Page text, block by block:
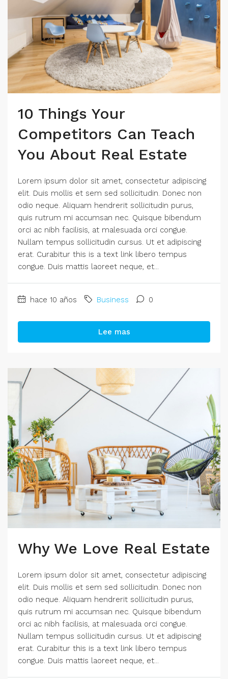
10 Things Your
Competitors Can Teach
You About Real Estate
Lorem ipsum dolor sit amet, consectetur adipiscing
elit. Duis mollis et sem sed sollicitudin. Donec non
odio neque. Aliquam hendrerit sollicitudin purus,
quis rutrum mi accumsan nec. Quisque bibendum
orci ac nibh facilisis, at malesuada orci congue.
Nullam tempus sollicitudin cursus. Ut et adipiscing
erat. Curabitur this is a text link libero tempus
congue. Duis mattis laoreet neque, et...
hace 10 años Business 0
Lee mas
Why We Love Real Estate
Lorem ipsum dolor sit amet, consectetur adipiscing
elit. Duis mollis et sem sed sollicitudin. Donec non
odio neque. Aliquam hendrerit sollicitudin purus,
quis rutrum mi accumsan nec. Quisque bibendum
orci ac nibh facilisis, at malesuada orci congue.
Nullam tempus sollicitudin cursus. Ut et adipiscing
erat. Curabitur this is a text link libero tempus
congue. Duis mattis laoreet neque, et...